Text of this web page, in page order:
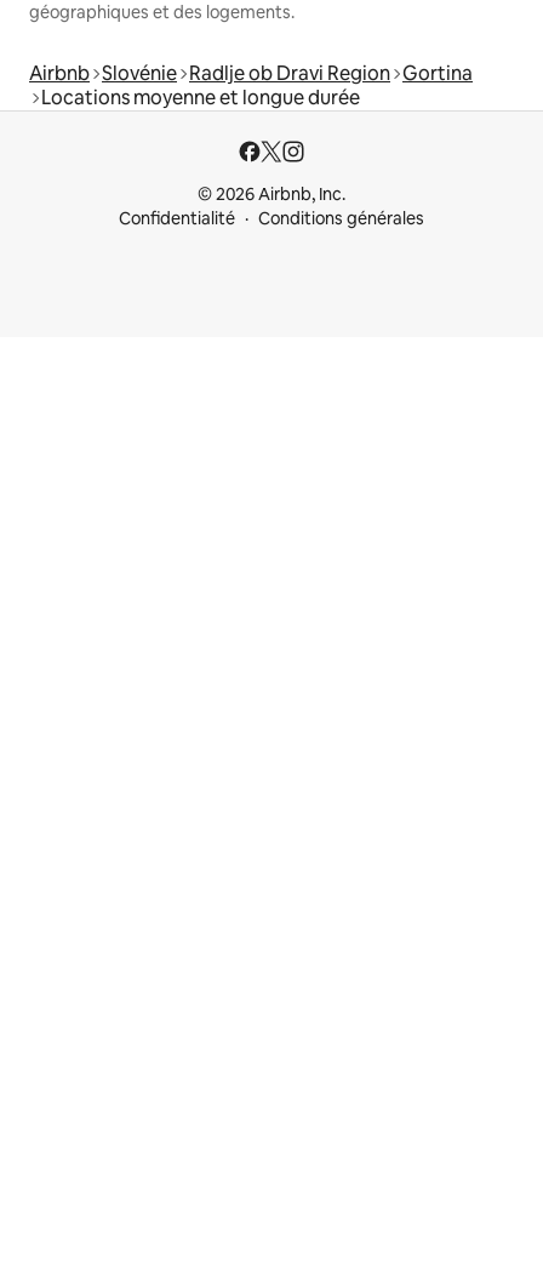
géographiques et des logements.
Airbnb Slovénie Radlje ob Dravi Region Gortina
Locations moyenne et longue durée
© 2026 Airbnb, Inc.
Confidentialité
Conditions générales